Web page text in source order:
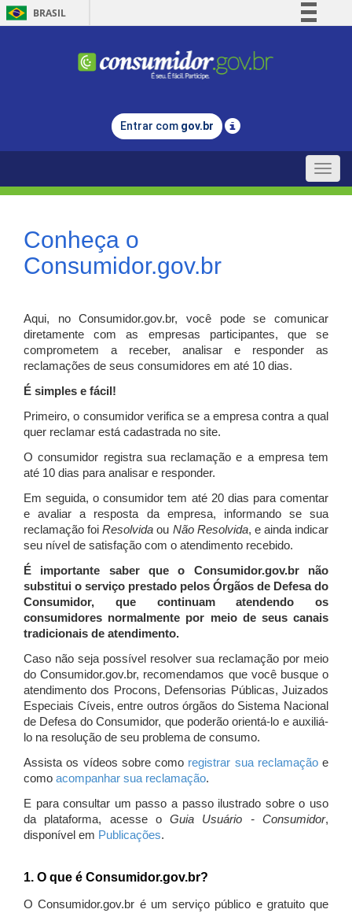
BRASIL
Comunica BR
Legislação
Entrar com gov.br
Toggle
Conheça o
Consumidor.gov.br
Aqui, no Consumidor.gov.br, você pode se comunicar
diretamente com as empresas participantes, que se
comprometem a receber, analisar e responder as
reclamações de seus consumidores em até 10 dias.
É simples e fácil!
Primeiro, o consumidor verifica se a empresa contra a qual
quer reclamar está cadastrada no site.
O consumidor registra sua reclamação e a empresa tem
até 10 dias para analisar e responder.
Em seguida, o consumidor tem até 20 dias para comentar
e avaliar a resposta da empresa, informando se sua
reclamação foiResolvida ou Não Resolvida, e ainda indicar
seu nível de satisfação com o atendimento recebido.
É importante saber que o Consumidor.gov.br não
substitui o serviço prestado pelos Órgãos de Defesa do
Consumidor, que continuam atendendo os
consumidores normalmente por meio de seus canais
tradicionais de atendimento.
Caso não seja possível resolver sua reclamação por meio
do Consumidor.gov.br, recomendamos que você busque o
atendimento dos Procons, Defensorias Públicas, Juizados
Especiais Cíveis, entre outros órgãos do Sistema Nacional
de Defesa do Consumidor, que poderão orientá-lo e auxiliá-
lo na resolução de seu problema de consumo.
Assista os vídeos sobre como registrar sua reclamaçãoe
como acompanhar sua reclamação.
E para consultar um passo a passo ilustrado sobre o uso
da plataforma, acesse oGuia Usuário - Consumidor,
disponível em Publicações.
1. O que é Consumidor.gov.br?
O Consumidor.gov.br é um serviço público e gratuito que